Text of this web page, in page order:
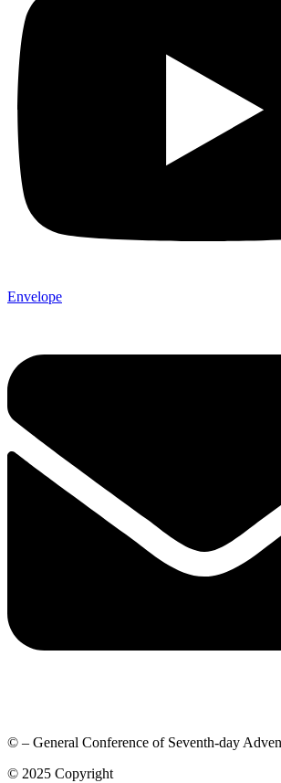
Envelope
© – General Conference of Seventh-day
© 2025 Copyright